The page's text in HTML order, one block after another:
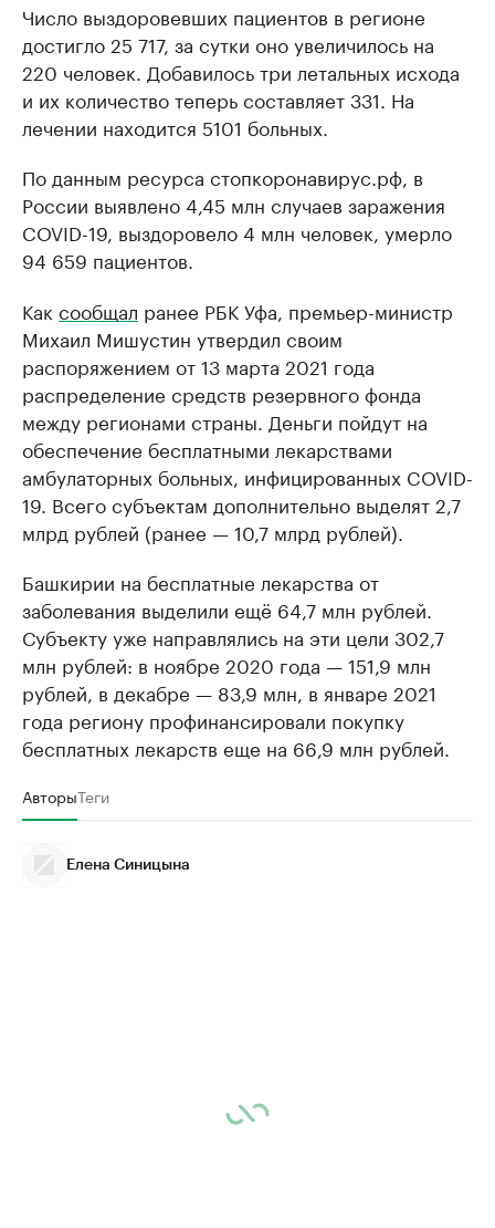
Число выздоровевших пациентов в регионе
достигло 25 717, за сутки оно увеличилось на
220 человек. Добавилось три летальных исхода
и их количество теперь составляет 331. На
лечении находится 5101 больных.
По данным ресурса стопкоронавирус.рф, в
России выявлено 4,45 млн случаев заражения
COVID-19, выздоровело 4 млн человек, умерло
94 659 пациентов.
Как сообщал ранее РБК Уфа, премьер-министр
Михаил Мишустин утвердил своим
распоряжением от 13 марта 2021 года
распределение средств резервного фонда
между регионами страны. Деньги пойдут на
обеспечение бесплатными лекарствами
амбулаторных больных, инфицированных COVID-
19. Всего субъектам дополнительно выделят 2,7
млрд рублей (ранее — 10,7 млрд рублей).
Башкирии на бесплатные лекарства от
заболевания выделили ещё 64,7 млн рублей.
Субъекту уже направлялись на эти цели 302,7
млн рублей: в ноябре 2020 года — 151,9 млн
рублей, в декабре — 83,9 млн, в январе 2021
года региону профинансировали покупку
бесплатных лекарств еще на 66,9 млн рублей.
АвторыТеги
Елена Синицына